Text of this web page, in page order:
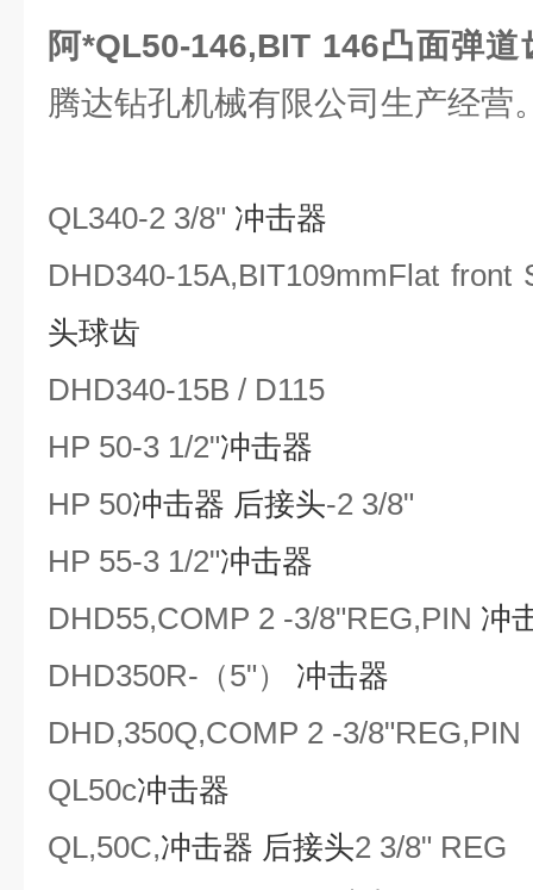
阿*QL50-146,BIT 146凸面弹道
腾达钻孔机械有限公司生产经营
QL340-2 3/8" 冲击器
DHD340-15A,BIT109mmFlat front
头球齿
DHD340-15B / D115
HP 50-3 1/2"冲击器
HP 50冲击器 后接头-2 3/8"
HP 55-3 1/2"冲击器
DHD55,COMP 2 -3/8"REG,PIN 冲
DHD350R-（5"） 冲击器
DHD,350Q,COMP 2 -3/8"REG,PIN
QL50c冲击器
QL,50C,冲击器 后接头2 3/8" REG